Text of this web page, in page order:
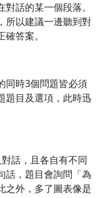
話的某一個段落。
所以建議一邊聽到對
答案。
同時3個問題皆必須
題目及選項，此時迅
話，且各自有不同
話，題目會詢問「為
之外，多了圖表像是